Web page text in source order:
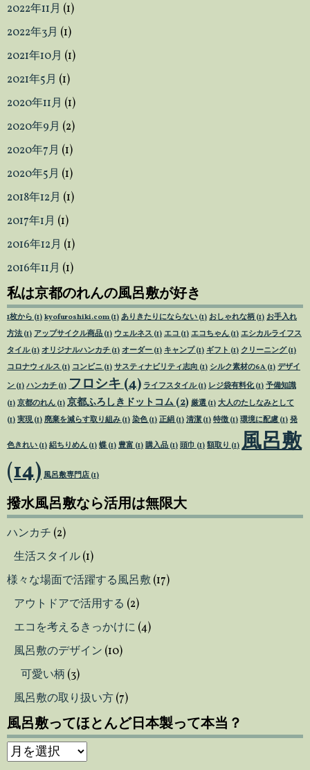
限
大
2022年11月 (1)
2022年3月 (1)
2021年10月 (1)
2021年5月 (1)
2020年11月 (1)
2020年9月 (2)
2020年7月 (1)
2020年5月 (1)
2018年12月 (1)
2017年1月 (1)
2016年12月 (1)
2016年11月 (1)
私は京都のれんの風呂敷が好き
1枚から (1) kyofuroshiki.com (1) ありきたりにならない (1) おしゃれな柄 (1) お手入れ
方法 (1) アップサイクル商品 (1) ウェルネス (1) エコ (1) エコちゃん (1) エシカルライフス
タイル(1) オリジナルハンカチ (1) オーダー (1) キャンプ(1) ギフト (1) クリーニング(1)
コロナウィルス (1) コンビニ (1) サスティナビリティ志向 (1) シルク素材の6A (1) デザイ
ン (1) ハンカチ (1) フロシキ(4) ライフスタイル(1) レジ袋有料化(1) 予備知識
(1) 京都のれん (1) 京都ふろしきドットコム (2) 厳選 (1) 大人のたしなみとして
(1) 実現(1) 廃棄を減らす取り組み (1) 染色 (1) 正絹 (1) 清潔 (1) 特徴 (1) 環境に配慮 (1) 発
色きれい (1) 絽ちりめん (1) 蝶 (1) 豊富 (1) 購入品 (1) 頭巾 (1) 額取り (1) 風呂敷
(14) 風呂敷専門店 (1)
撥水風呂敷なら活用は無限大
ハンカチ (2)
生活スタイル(1)
様々な場面で活躍する風呂敷(17)
アウトドアで活用する (2)
エコを考えるきっかけに (4)
風呂敷のデザイン (10)
可愛い柄 (3)
風呂敷の取り扱い方(7)
風呂敷ってほとんど日本製って本当？
風
呂